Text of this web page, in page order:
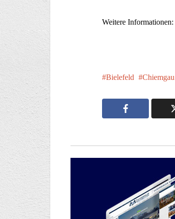
Weitere Informationen:
Bielefeld Chiemgau